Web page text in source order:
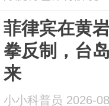
菲律宾在黄
拳反制，台
来
小小科普员 2026-